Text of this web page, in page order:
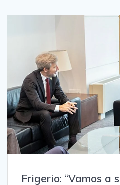
Frigerio: “Vamos a